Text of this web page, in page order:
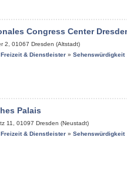
Congress Center
2 01067 Dresden (Altstadt)
& Dienstleister » Sehenswürdigkeit
Palais
11 01097 Dresden (Neustadt)
& Dienstleister » Sehenswürdigkeit